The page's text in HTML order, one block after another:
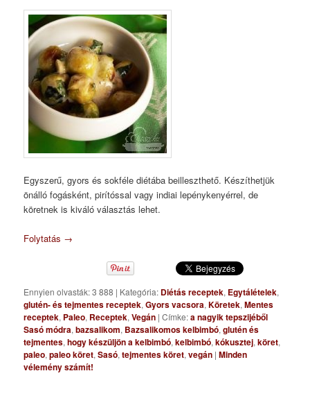
Egyszerű, gyors és sokféle diétába beilleszthető. Készíthetjük
önálló fogásként, pirítóssal vagy indiai lepénykenyérrel, de
köretnek is kiváló választás lehet.
Folytatás →
Ennyien olvasták: 3 888 | Kategória: Diétás receptek, Egytálételek,
glutén- és tejmentes receptek,Gyors vacsora,Köretek,Mentes
receptek, Paleo, Receptek,Vegán |Címke:a nagyik tepszijéből
Sasó módra,bazsalikom, Bazsalikomos kelbimbó,glutén és
tejmentes,hogy készüljön a kelbimbó,kelbimbó,kókusztej,köret,
paleo,paleo köret,Sasó,tejmentes köret,vegán |Minden
vélemény számít!